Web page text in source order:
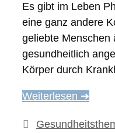
Es gibt im Leben
eine ganz andere
geliebte Menschen
gesundheitlich
Körper durch
Weiterlesen ➔
Kategorien